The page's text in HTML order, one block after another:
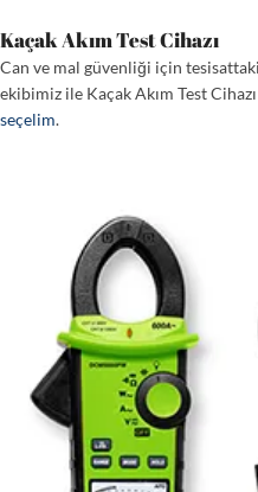
Kaçak Akım Test Cihazı
Can ve mal güvenliği için
ekibimiz ile Kaçak Akım Test Cihazı
seçelim.